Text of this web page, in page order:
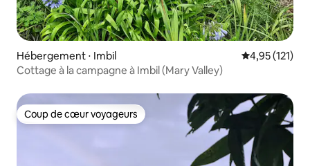
Hébergement ⋅ Imbil Évaluation
4,95 (121)
Cottage à la campagne à Imbil (Mary Valley)
Coup de cœur voyageurs
Coup de cœur voyageurs